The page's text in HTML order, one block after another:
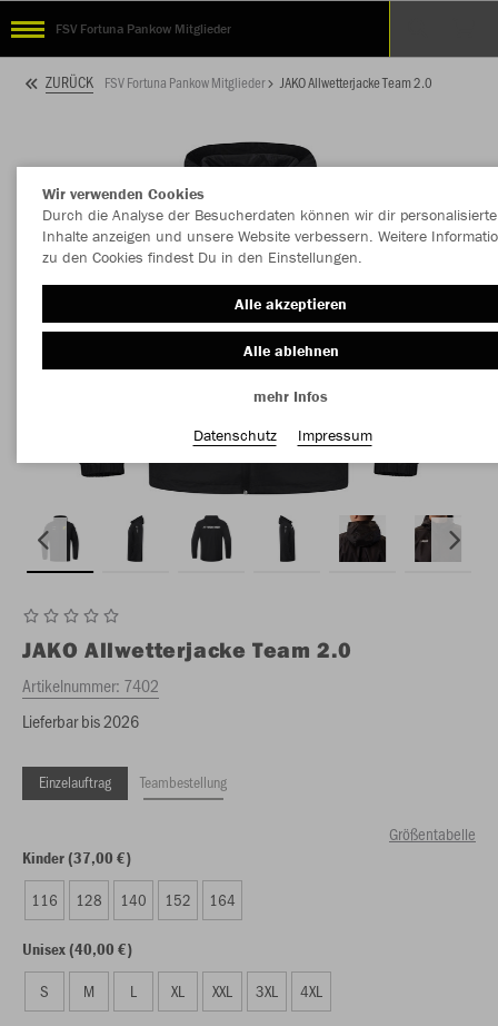
FSV Fortuna Pankow Mitglieder
ZURÜCK FSV Fortuna Pankow Mitglieder JAKO Allwetterjacke Team 2.0
JAKO Allwetterjacke Team 2.0
Artikelnummer: 7402
Lieferbar bis 2026
Einzelauftrag Teambestellung
Größentabelle
Kinder (37,00 €)
116 128 140 152 164
Unisex (40,00 €)
S M L XL XXL 3XL 4XL
Wir verwenden Cookies
Durch die Analyse der Besucherdaten können wir dir personalisierte
Inhalte anzeigen und unsere Website verbessern. Weitere
zu den Cookies findest Du in den Einstellungen.
Alle akzeptieren
Alle ablehnen
mehr Infos
Datenschutz
Impressum